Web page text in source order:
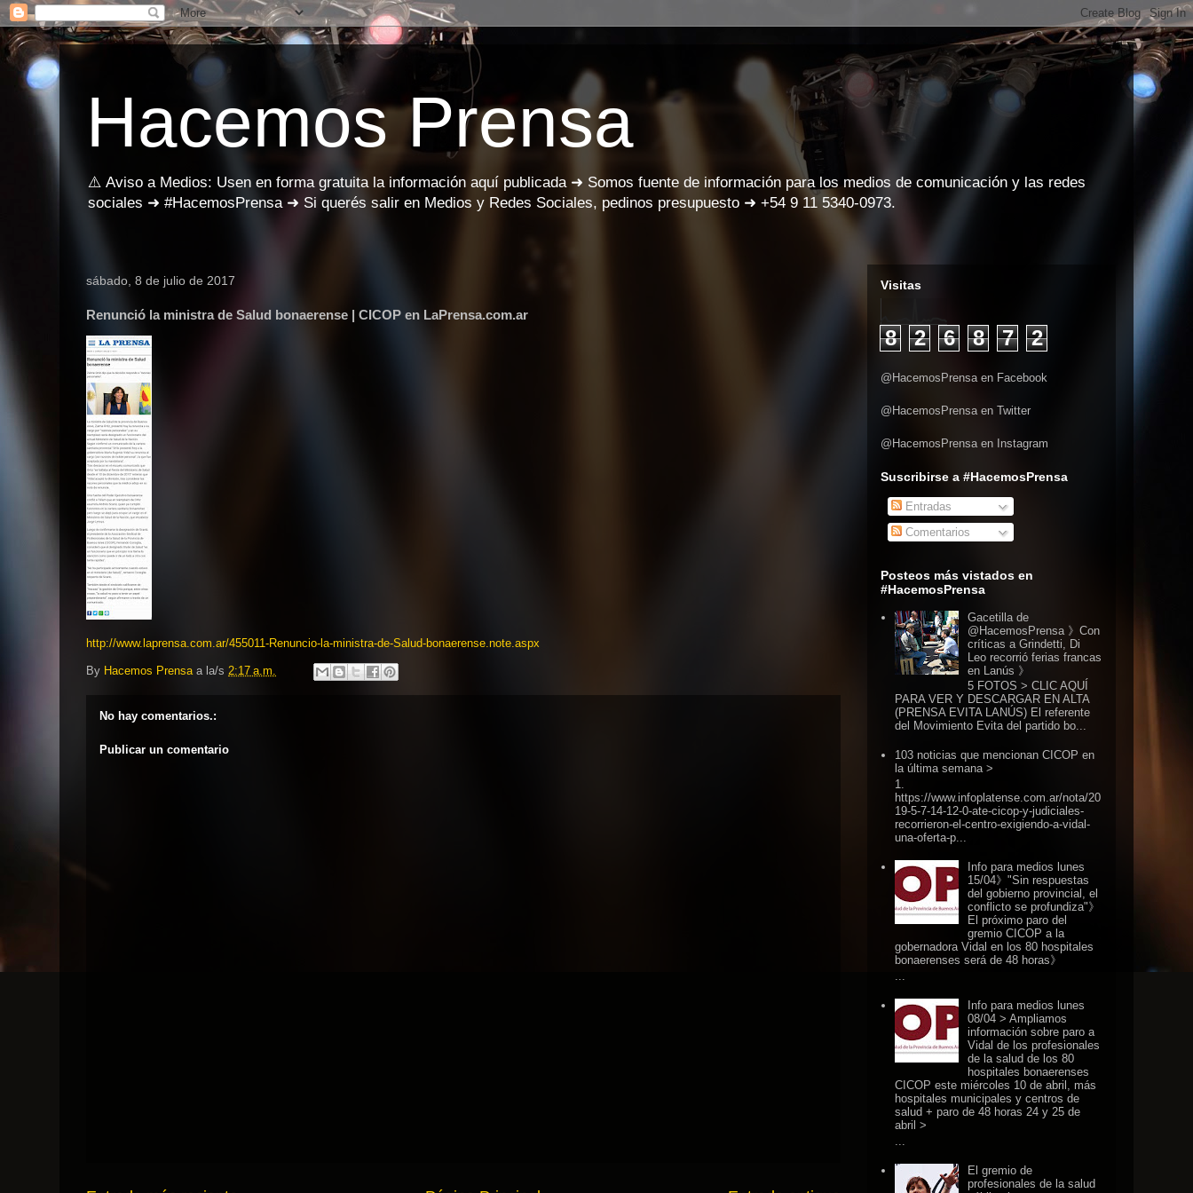
Hacemos Prensa
⚠️ Aviso a Medios: Usen en forma gratuita la información aquí publicada ➜ Somos fuente de información para los medios de comunicación y las redes
sociales ➜ #HacemosPrensa ➜ Si querés salir en Medios y Redes Sociales, pedinos presupuesto ➜ +54 9 11 5340-0973.
sábado, 8 de julio de 2017
Renunció la ministra de Salud bonaerense | CICOP en LaPrensa.com.ar
http://www.laprensa.com.ar/455011-Renuncio-la-ministra-de-Salud-bonaerense.note.aspx
By Hacemos Prensa a la/s 2:17 a.m.
No hay comentarios.:
Publicar un comentario
Visitas
8 2 6 8 7 2
@HacemosPrensa en Facebook
@HacemosPrensa en Twitter
@HacemosPrensa en Instagram
Suscribirse a #HacemosPrensa
Entradas
Comentarios
Posteos más vistados en
#HacemosPrensa
Gacetilla de
@HacemosPrensa 》Con
críticas a Grindetti, Di
Leo recorrió ferias francas
en Lanús 》
5 FOTOS > CLIC AQUÍ
PARA VER Y DESCARGAR EN ALTA
(PRENSA EVITA LANÚS) El referente
del Movimiento Evita del partido bo...
103 noticias que mencionan CICOP en
la última semana >
1.
https://www.infoplatense.com.ar/nota/20
19-5-7-14-12-0-ate-cicop-y-judiciales-
recorrieron-el-centro-exigiendo-a-vidal-
una-oferta-p...
Info para medios lunes
15/04》"Sin respuestas
del gobierno provincial, el
conflicto se profundiza"》
El próximo paro del
gremio CICOP a la
gobernadora Vidal en los 80 hospitales
bonaerenses será de 48 horas》
Info para medios lunes
08/04 > Ampliamos
información sobre paro a
Vidal de los profesionales
de la salud de los 80
hospitales bonaerenses
CICOP este miércoles 10 de abril, más
hospitales municipales y centros de
salud + paro de 48 horas 24 y 25 de
abril >
El gremio de
profesionales de la salud